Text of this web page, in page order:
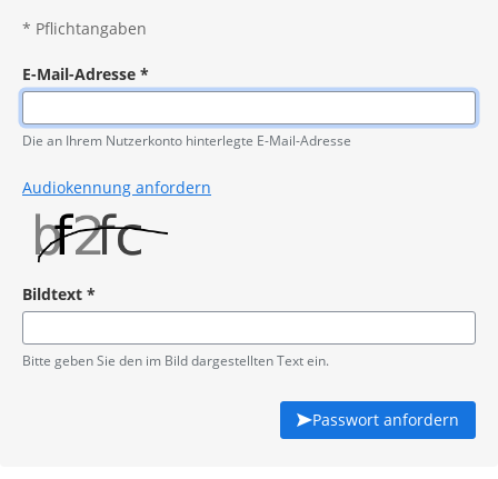
* Pflichtangaben
E-Mail-Adresse *
Pflichtangabe
Die an Ihrem Nutzerkonto hinterlegte E-Mail-Adresse
Audiokennung anfordern
Bildtext *
Pflichtangabe
Bitte geben Sie den im Bild dargestellten Text ein.
Passwort anfordern